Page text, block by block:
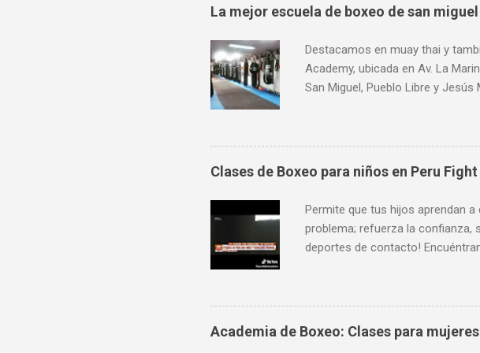
La mejor escuela de boxeo de san
Destacamos en muay thai y
Academy, ubicada en Av. La
San Miguel, Pueblo Libre y
crédito. Horario de atención:
9 am a 1 pm. Más informes: 944
Clases de Boxeo para niños en Peru
Permite que tus hijos aprendan
problema; refuerza la confianza,
deportes de contacto!
PeruFightAcademy@gmail.com,
Peru Fight Academy Avenida La
https://perufightacademy.com/
Academia de Boxeo: Clases para mujeres